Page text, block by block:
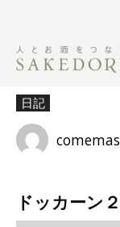
日記
comemas
ドッカーン２